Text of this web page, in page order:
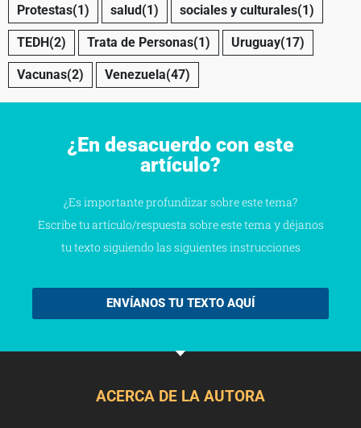
Protestas(1) salud (1) sociales y culturales(1)
TEDH (2) Trata de Personas(1) Uruguay(17)
Vacunas(2) Venezuela(47)
¿En desacuerdo con este
artículo?
¿Es importante profundizar sobre este tema?
Escribe tu artículo/respuesta sobre este tema y déjanos
tu texto siguiendo las siguientes instrucciones
ENVÍANOS TU TEXTO AQUÍ
ACERCA DE LA AUTORA